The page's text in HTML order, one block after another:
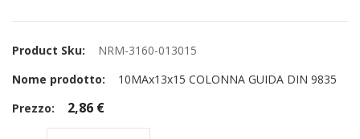
NRM-3160-013015
10MAx13x15 COLONNA GUIDA DIN 9835
2,86 €